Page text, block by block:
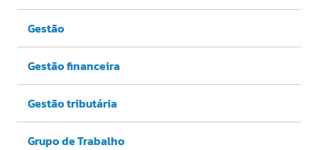
Gestão
Gestão financeira
Gestão tributária
Grupo de Trabalho